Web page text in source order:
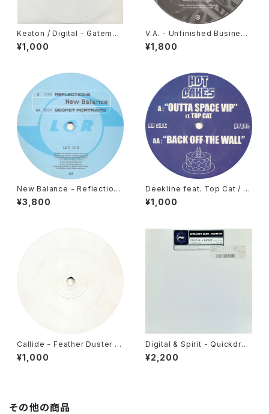
Keaton / Digital - Gateman
(Keaton Remix) / Get Loos
e [Phantom Audio / 2003]
¥1,000
V.A. - Unfinished Business
- The Job EP [Trouble On
Vinyl / 2006]
¥1,800
New Balance - Reflections
/ Secret Portraits [Looking
Good / 1997]
¥3,800
Deekline feat. Top Cat / Ni
ck Thayer - Outta Space V
IP / Back Off The Wall [Hot
¥1,000
Callide - Feather Duster /
Mooshoo [Deadly Records
/ 2006]
¥1,000
Digital & Spirit - Quickdra
w / Three In One [Phantom
Audio / 2001]
¥2,200
その他の商品